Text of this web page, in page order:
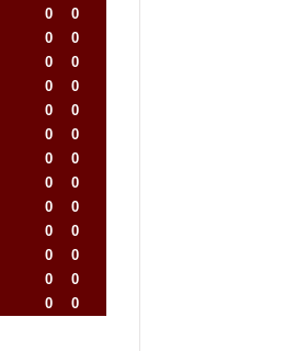
0
0
0
0
0
0
0
0
0
0
0
0
0
0
0
0
0
0
0
0
0
0
0
0
0
0